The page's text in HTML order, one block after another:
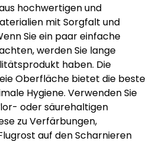
hochwertigen und
mit Sorgfalt und
Sie ein paar einfache
werden Sie lange
haben. Die
Oberfläche bietet die beste
Hygiene. Verwenden Sie
oder säurehaltigen
zu Verfärbungen,
auf den Scharnieren